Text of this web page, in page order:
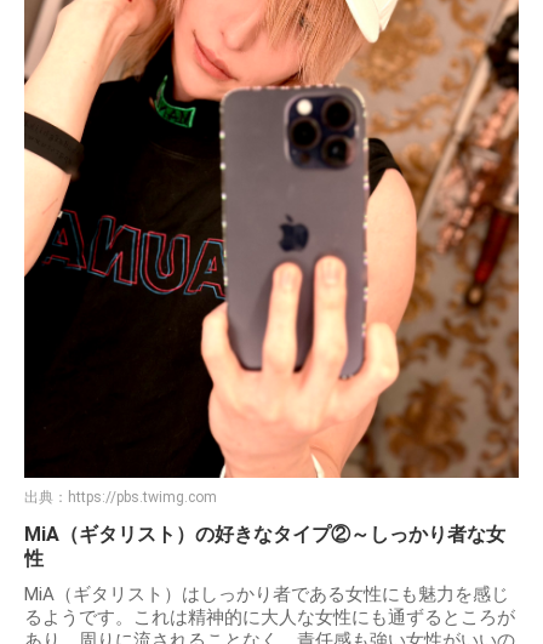
出典： https://pbs.twimg.com
MiA（ギタリスト）の好きなタイプ②～しっかり者な女
性
MiA（ギタリスト）はしっかり者である女性にも魅力を感じ
るようです。これは精神的に大人な女性にも通ずるところが